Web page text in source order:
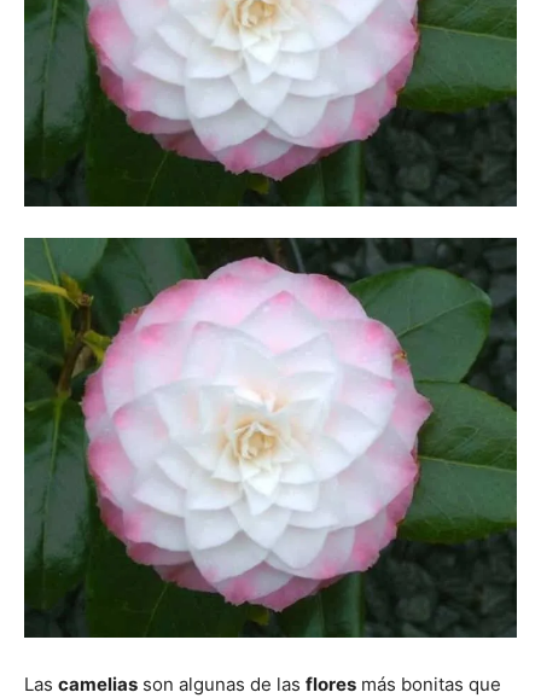
Las camelias son algunas de las flores más bonitas que